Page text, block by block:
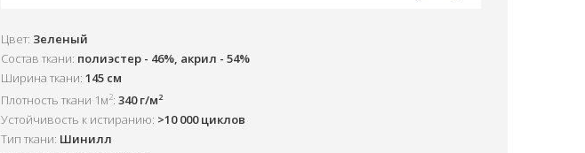
Цвет: Зеленый
Состав ткани: полиэстер - 46%, акрил - 54%
Ширина ткани: 145 см
Плотность ткани 1м2: 340 г/м2
Устойчивость к истиранию: >10 000 циклов
Тип ткани: Шинилл